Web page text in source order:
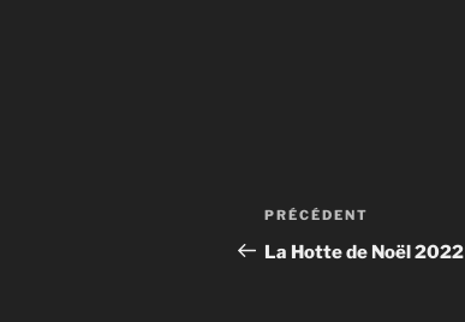
Navigation
de
Article
précédent
PRÉCÉDENT
La Hotte de Noël 2022